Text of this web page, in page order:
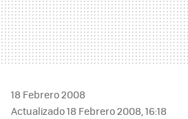
18 Febrero 2008
Actualizado 18 Febrero 2008, 16:18